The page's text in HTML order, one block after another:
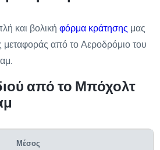
και βολική φόρμα κράτησης μας
μεταφοράς από το Αεροδρόμιο του
από το Μπόχολτ
Μέσος